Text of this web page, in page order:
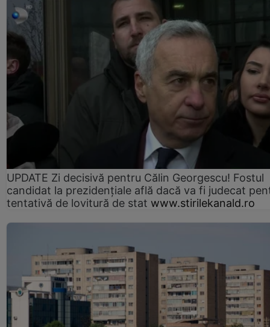
UPDATE Zi decisivă pentru Călin Georgescu! Fostul
candidat la prezidențiale află dacă va fi judecat
tentativă de lovitură de stat www.stirilekanald.ro